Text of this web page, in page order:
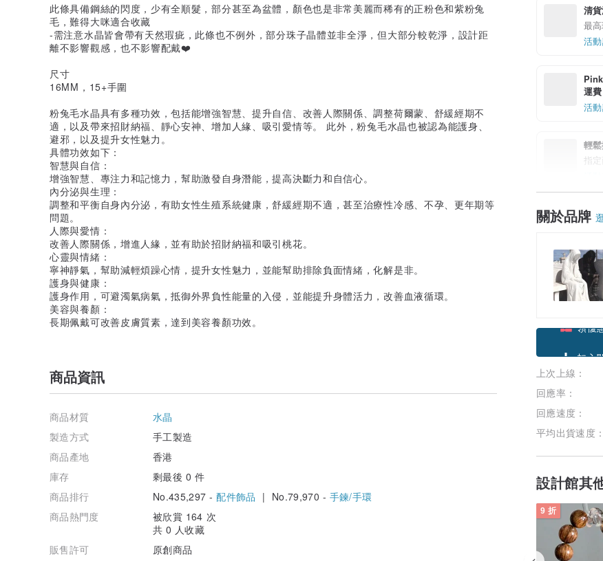
清
最
活
運
活
輕
指
關於品牌
加入
上次上線：
回應率：
回應速度：
平均出貨速度：
設計館其
9 折
此條具備鋼絲的閃度，少有全順髮，部分甚至為盆體，顏色也是非常美麗而稀有的正粉色和紫粉兔
毛，難得大咪適合收藏
-需注意水晶皆會帶有天然瑕疵，此條也不例外，部分珠子晶體並非全淨，但大部分較乾淨，設計距
離不影響觀感，也不影響配戴❤️
尺寸
16MM，15+手圍
粉兔毛水晶具有多種功效，包括能增強智慧、提升自信、改善人際關係、調整荷爾蒙、舒緩經期不
適，以及帶來招財納福、靜心安神、增加人緣、吸引愛情等。 此外，粉兔毛水晶也被認為能護身、
避邪，以及提升女性魅力。
具體功效如下：
智慧與自信：
增強智慧、專注力和記憶力，幫助激發自身潛能，提高決斷力和自信心。
內分泌與生理：
調整和平衡自身內分泌，有助女性生殖系統健康，舒緩經期不適，甚至治療性冷感、不孕、更年期等
問題。
人際與愛情：
改善人際關係，增進人緣，並有助於招財納福和吸引桃花。
心靈與情緒：
寧神靜氣，幫助減輕煩躁心情，提升女性魅力，並能幫助排除負面情緒，化解是非。
護身與健康：
護身作用，可避濁氣病氣，抵御外界負性能量的入侵，並能提升身體活力，改善血液循環。
美容與養顏：
長期佩戴可改善皮膚質素，達到美容養顏功效。
商品資訊
商品材質
水晶
製造方式
手工製造
商品產地
香港
庫存
剩最後 0 件
商品排行
No.435,297 -配件飾品 | No.79,970 - 手鍊/手環
商品熱門度
被欣賞 164 次
共 0 人收藏
販售許可
原創商品